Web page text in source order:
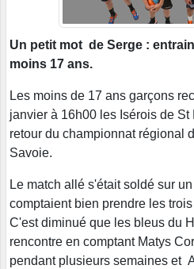
Un petit mot de Serge :
moins 17 ans.
Les moins de 17 ans garçons
janvier à 16h00 les Isérois de St
retour du championnat régional
Savoie.
Le match allé s'était soldé sur
comptaient bien prendre les
C'est diminué que les bleus du
rencontre en comptant Matys
pendant plusieurs semaines et